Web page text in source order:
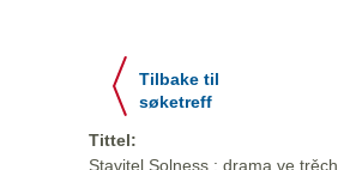
Tilbake til
søketreff
Tittel:
Stavitel Solness : drama ve